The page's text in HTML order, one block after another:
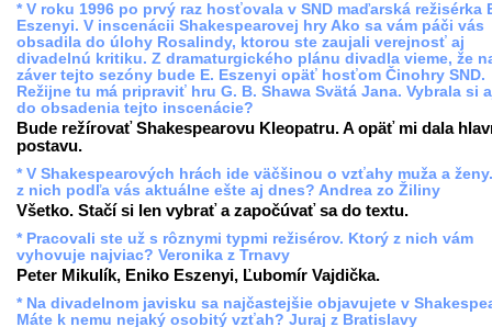
* V roku 1996 po prvý raz hosťovala v SND maďarská režisérka
Eszenyi. V inscenácii Shakespearovej hry Ako sa vám páči vás
obsadila do úlohy Rosalindy, ktorou ste zaujali verejnosť aj
divadelnú kritiku. Z dramaturgického plánu divadla vieme, že
záver tejto sezóny bude E. Eszenyi opäť hosťom Činohry SND.
Režijne tu má pripraviť hru G. B. Shawa Svätá Jana. Vybrala si
do obsadenia tejto inscenácie?
Bude režírovať Shakespearovu Kleopatru. A opäť mi dala
postavu.
* V Shakespearových hrách ide väčšinou o vzťahy muža a
z nich podľa vás aktuálne ešte aj dnes? Andrea zo Žiliny
Všetko. Stačí si len vybrať a započúvať sa do textu.
* Pracovali ste už s rôznymi typmi režisérov. Ktorý z nich vám
vyhovuje najviac? Veronika z Trnavy
Peter Mikulík, Eniko Eszenyi, Ľubomír Vajdička.
* Na divadelnom javisku sa najčastejšie objavujete v
Máte k nemu nejaký osobitý vzťah? Juraj z Bratislavy